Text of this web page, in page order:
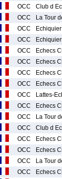
OCC Club d
OCC La Tour
OCC
OCC
OCC Echecs
OCC Echecs
OCC Echecs
OCC Echecs
OCC Lattes-
OCC Echecs
OCC La Tour
OCC Club d
OCC Echecs
OCC Echecs
OCC La Tour
OCC Echecs